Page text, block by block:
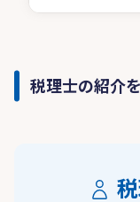
税理士の紹介